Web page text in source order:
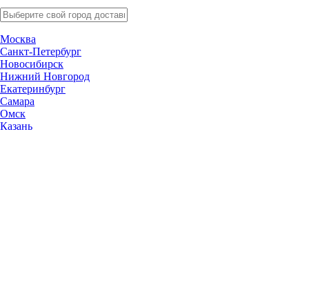
Москва
Санкт-Петербург
Новосибирск
Нижний Новгород
Екатеринбург
Самара
Омск
Казань